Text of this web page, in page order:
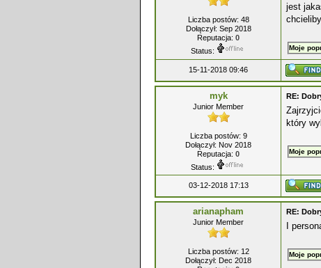
Liczba postów: 48
Dołączył: Sep 2018
Reputacja: 0
Status:
jest
Moje
15-11-2018 09:46
myk
Junior Member
Liczba postów: 9
Dołączył: Nov 2018
Reputacja: 0
Status:
RE:
który
Moje
03-12-2018 17:13
arianapham
Junior Member
Liczba postów: 12
Dołączył: Dec 2018
RE:
I
Moje